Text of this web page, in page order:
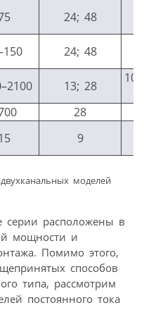
24; 48
24; 48
13; 28
28
9
моделей
серии расположены в
мощности и
Помимо этого,
способов
типа, рассмотрим
постоянного тока